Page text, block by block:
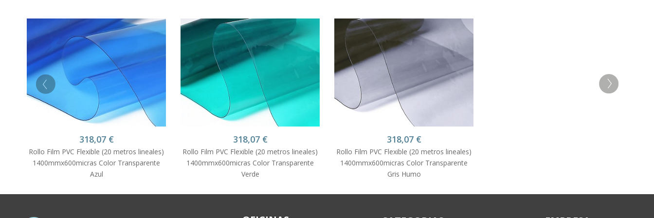
318,07 €
Rollo Film PVC Flexible (20 metros lineales)
1400mmx600micras Color Transparente
Azul
318,07 €
Rollo Film PVC Flexible (20 metros lineales)
1400mmx600micras Color Transparente
Verde
318,07 €
Rollo Film PVC Flexible (20 metros lineales)
1400mmx600micras Color Transparente
Gris Humo